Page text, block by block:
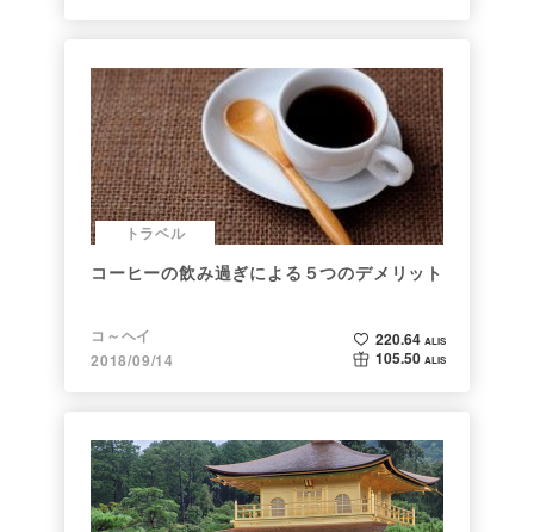
トラベル
コーヒーの飲み過ぎによる５つのデメリット
コ～ヘイ
2018/09/14
220.64 ALIS
105.50 ALIS